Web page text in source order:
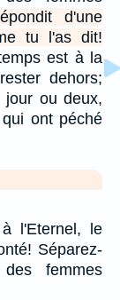
d'une
tu l'as dit!
est à la
dehors;
jour ou deux,
ont péché
l'Eternel, le
Séparez-
femmes